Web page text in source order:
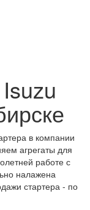
в компании
агрегаты для
работе с
налажена
стартера - по